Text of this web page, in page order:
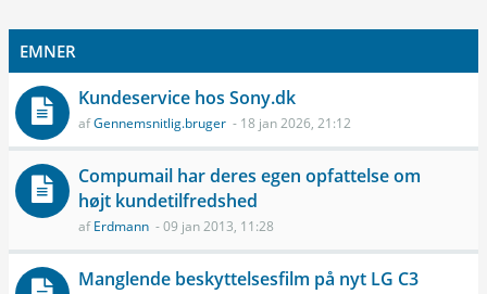
EMNER
Kundeservice hos Sony.dk
afGennemsnitlig.bruger - 18 jan 2026, 21:12
Compumail har deres egen opfattelse om
højt kundetilfredshed
afErdmann - 09 jan 2013, 11:28
Manglende beskyttelsesfilm på nyt LG C3